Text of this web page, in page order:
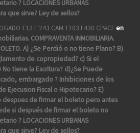
? LOCACIONES URBANAS
que sirve? Ley de sellos?
T12 F 243 CAM T103 F430 CPACFen
COMPRAVENTA INMOBILIARIA.
A) ¿Se Perdió o no tiene Plano? B)
de copropiedad? c) Si el
No tiene la Escritura? d)¿Se Puede
embargado ? Inhibiciones de los
Ejecusion Fiscal o Hipotecario? E)
de firmar el boleto pero antes
si después de firmar el boleto no
? LOCACIONES URBANAS
que sirve? Ley de sellos?